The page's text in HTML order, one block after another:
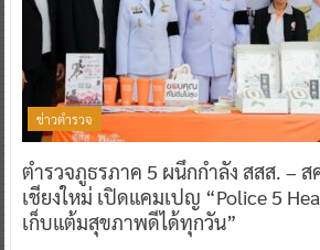
ข่าวตำรวจ
ตำรวจภูธรภาค 5 ผนึกกำลัง สสส. – ส
เชียงใหม่ เปิดแคมเปญ “Police 5
เก็บแต้มสุขภาพดีได้ทุกวัน”